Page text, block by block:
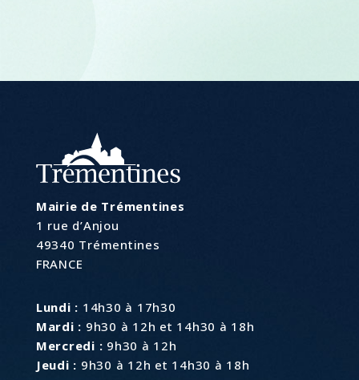
Mairie de Trémentines
1 rue d’Anjou
49340 Trémentines
FRANCE
Lundi : 14h30 à 17h30
Mardi : 9h30 à 12h et 14h30 à 18h
Mercredi : 9h30 à 12h
Jeudi : 9h30 à 12h et 14h30 à 18h